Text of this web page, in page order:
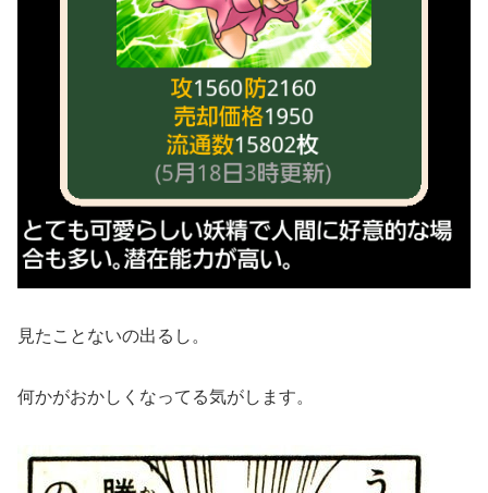
見たことないの出るし。
何かがおかしくなってる気がします。